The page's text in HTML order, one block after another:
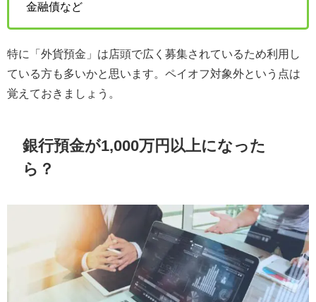
金融債など
特に「外貨預金」は店頭で広く募集されているため利用し
ている方も多いかと思います。ペイオフ対象外という点は
覚えておきましょう。
銀行預金が1,000万円以上になった
ら？